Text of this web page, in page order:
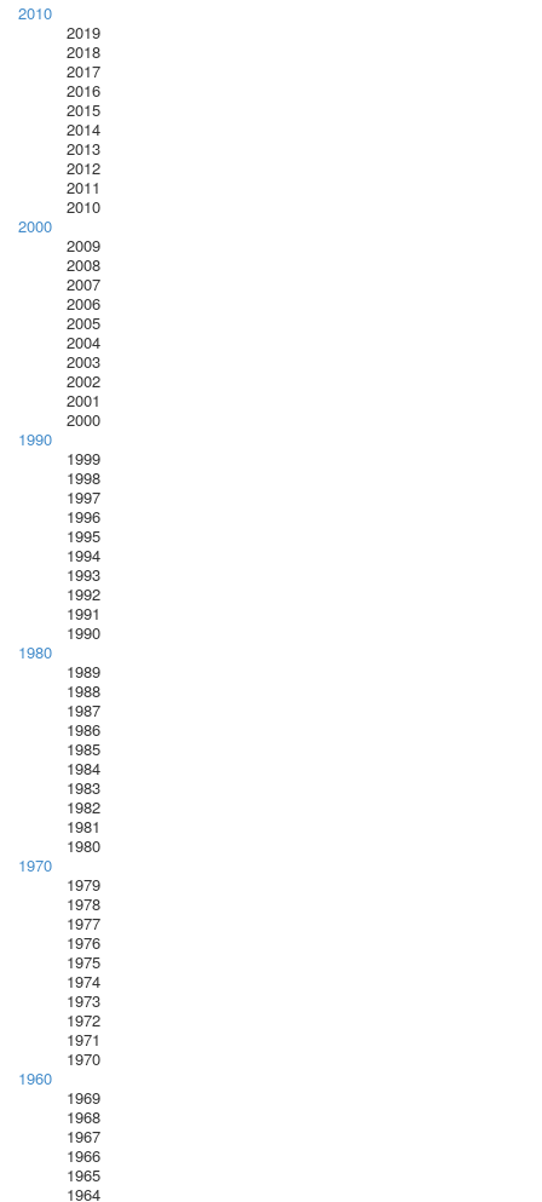
2010
2019
2018
2017
2016
2015
2014
2013
2012
2011
2010
2000
2009
2008
2007
2006
2005
2004
2003
2002
2001
2000
1990
1999
1998
1997
1996
1995
1994
1993
1992
1991
1990
1980
1989
1988
1987
1986
1985
1984
1983
1982
1981
1980
1970
1979
1978
1977
1976
1975
1974
1973
1972
1971
1970
1960
1969
1968
1967
1966
1965
1964